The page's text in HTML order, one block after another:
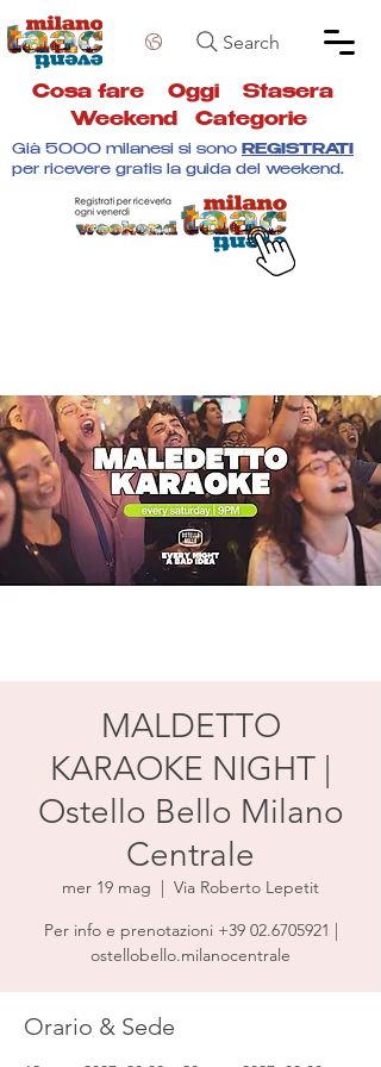
Search
Cosa fare Oggi Stasera
Weekend
Categorie
Già 5000 milanesi si sono REGISTRATI
per ricevere gratis la guida del weekend.
MALDETTO
KARAOKE NIGHT |
Ostello Bello Milano
Centrale
mer 19 mag
  |
Via Roberto Lepetit
Per info e prenotazioni +39 02.6705921 |
ostellobello.milanocentrale
Orario & Sede